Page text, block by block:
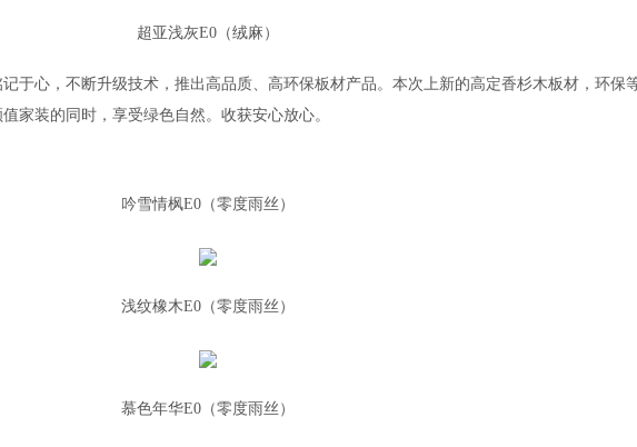
超亚浅灰E0（绒麻）
于心，不断升级技术，推出高品质、高环保板材产品。本次上新的高定香杉木板材，环保
家装的同时，享受绿色自然。收获安心放心。
吟雪情枫E0（零度雨丝）
浅纹橡木E0（零度雨丝）
慕色年华E0（零度雨丝）